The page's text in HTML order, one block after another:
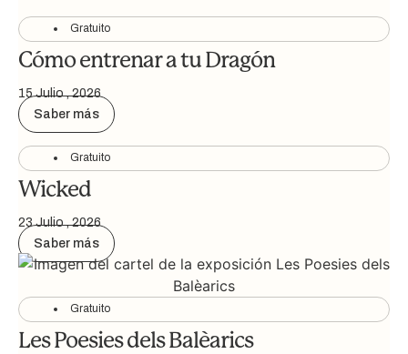
Gratuito
Cómo entrenar a tu Dragón
15 Julio , 2026
Saber más
Gratuito
Wicked
23 Julio , 2026
Saber más
Gratuito
Les Poesies dels Balèarics